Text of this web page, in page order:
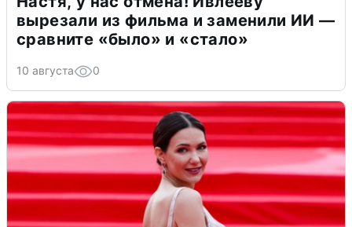
вырезали из фильма и заменили ИИ —
сравните «было» и «стало»
10 августа 0